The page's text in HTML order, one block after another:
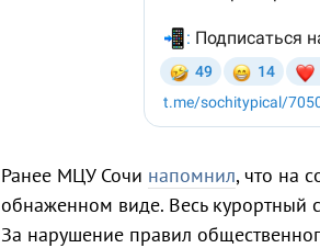
Ранее МЦУ Сочи напомнил, что на
обнаженном виде. Весь курортный
За нарушение правил